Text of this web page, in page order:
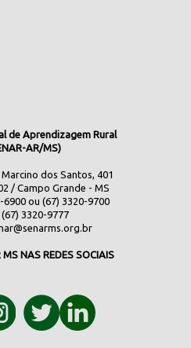
de Aprendizagem Rural
AR/MS)
dos Santos, 401
/ Campo Grande - MS
6900 ou (67) 3320-9700
(67) 3320-9777
NAS REDES SOCIAIS